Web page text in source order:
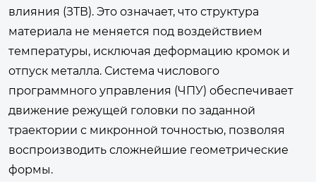
влияния (ЗТВ). Это означает, что структура
материала не меняется под воздействием
температуры, исключая деформацию кромок и
отпуск металла. Система числового
программного управления (ЧПУ) обеспечивает
движение режущей головки по заданной
траектории с микронной точностью, позволяя
воспроизводить сложнейшие геометрические
формы.